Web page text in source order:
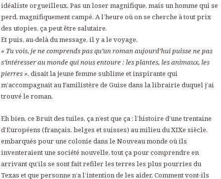
idéaliste orgueilleux. Pas un loser magnifique, mais un homme qui se
perd, magnifiquement campé. A l’heure où on se cherche à tout prix
des utopies, ça peut être salutaire.
Et puis, au-delà du message, il y a le voyage.
« Tu vois, je ne comprends pas qu’un roman aujourd’hui puisse ne pas
s’intéresser au monde qui nous entoure : les plantes, les animaux, les
pierres », disait la jeune femme sublime et inspirante qui
m’accompagnait au Familistère de Guise dans la librairie duquel j’ai
trouvé le roman.
Eh bien, ce Bruit des tuiles, ça n’est que ça : l’histoire d’une trentaine
d’Européens (français, belges et suisses) au milieu du XIXe siècle,
embarqués pour une colonie dans le Nouveau monde où ils
inventeraient une société nouvelle, tout ça pour comprendre en
arrivant qu’ils se sont fait refiler les terres les plus pourries du
Texas et que personne n’a l’intention de les aider. Comment vont-ils